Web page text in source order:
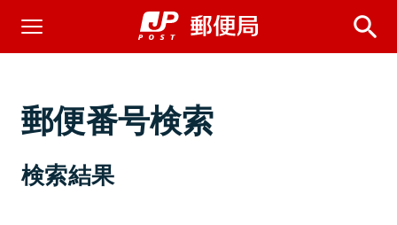
郵便番号検索
検索結果